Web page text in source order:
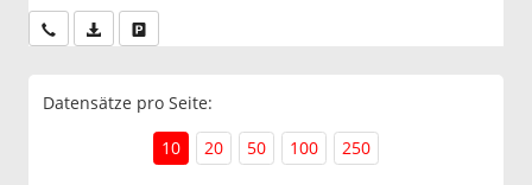
Wir rufen Sie anPDF-Datei, Fahrzeugexposé drucken
Datensätze pro Seite:
10
20 50 100 250